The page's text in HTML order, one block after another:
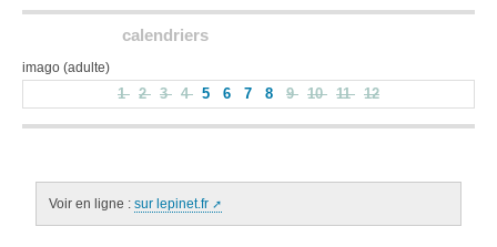
calendriers
imago (adulte)
1 2 3 4 5 6 7 8 9 10 11 12
Voir en ligne : sur lepinet.fr